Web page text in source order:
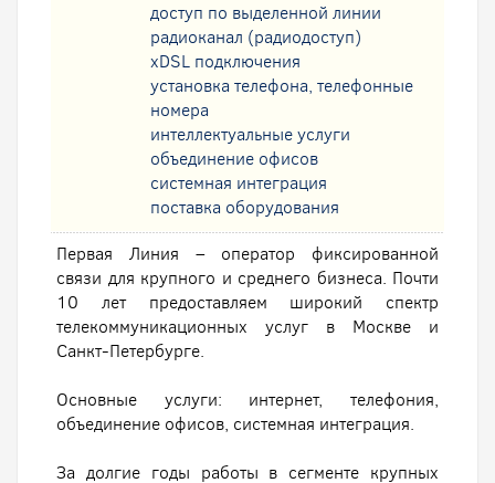
доступ по выделенной линии
радиоканал (радиодоступ)
xDSL подключения
установка телефона, телефонные
номера
интеллектуальные услуги
oбъединение офисов
системная интеграция
поставка оборудования
Первая Линия – оператор фиксированной
связи для крупного и среднего бизнеса. Почти
10 лет предоставляем широкий спектр
телекоммуникационных услуг в Москве и
Санкт-Петербурге.
Основные услуги: интернет, телефония,
объединение офисов, системная интеграция.
За долгие годы работы в сегменте крупных